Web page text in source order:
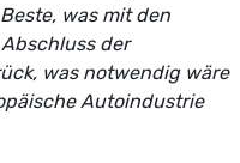
was mit den
der
was notwendig wäre
Autoindustrie